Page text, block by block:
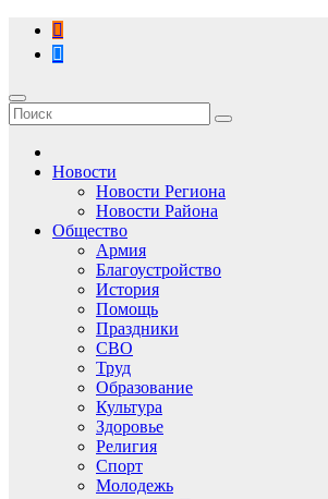
Перейти
содержимому
Новости
Новости Региона
Новости Района
Общество
Армия
Благоустройство
История
Помощь
Праздники
СВО
Труд
Образование
Культура
Здоровье
Религия
Спорт
Молодежь